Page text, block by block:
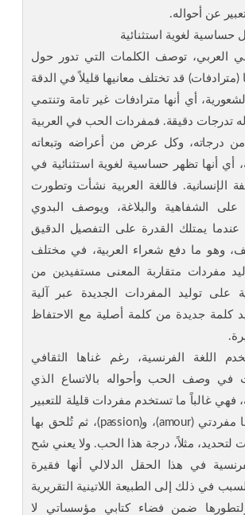
عن أحواله.
لغوية استثنائية
العربي، توصف الكلمات التي تدور حول
قد تختلف معانيها قليلاً في الدقة
أي أنها مترادفات غير تامة وتنتمي
تدرجات دقيقة. فمفردات الحب في العربية
درجاته، وكل عرض من أعراضه وتبعاته
أي أنها تظهر حساسية لغوية استثنائية في
الإنسانية. فاللغة العربية نشأت وتطورت
الشفاهية والبلاغة، ويوصف البدوي
عندما يمتلك القدرة على التفصيل الدقيق
وهو ما دفع شعراء العربية، في مختلف
مفردات متقاربة المعنى مستفيدين من
على توليد المفردات الجديدة عبر آلية
كلمة جديدة من كلمة أصلية مع الاحتفاظ
اللغة الفرنسية، رغم غناها الثقافي
في وصف الحب وأحواله بالاتساع الذي
فهي غالباً ما تستخدم مفردات قليلة للتعبير
عن الحب من بينها مفردتي (amour)، و(passion)، ثم تُلحق بها
مثلاً، درجة هذا الحب. ولا يعني شح
في هذا الحقل الدلالي أنها فقيرة
في ذلك إلى الطبيعة اللاتينية التقريرية
ضمن فضاء كتابي مؤسساتي لا